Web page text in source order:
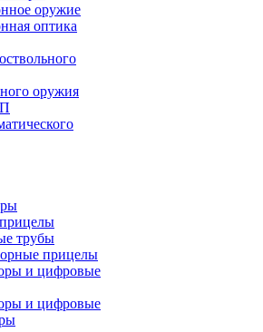
оружие
оптика
оружия
трубы
прицелы
и цифровые
и цифровые